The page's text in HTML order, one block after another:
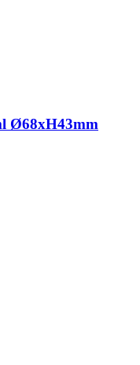
Ø68xH43mm